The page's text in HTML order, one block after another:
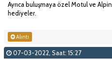
Ayrıca buluşmaya özel Motul ve
hediyeler.
Alıntı
07-03-2022, Saat: 15:27